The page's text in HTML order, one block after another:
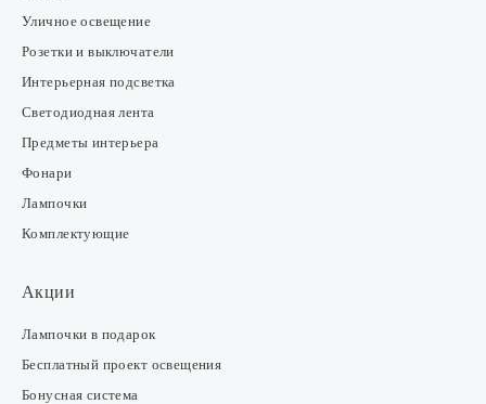
Уличное освещение
Розетки и выключатели
Интерьерная подсветка
Светодиодная лента
Предметы интерьера
Фонари
Лампочки
Комплектующие
Акции
Лампочки в подарок
Бесплатный проект освещения
Бонусная система